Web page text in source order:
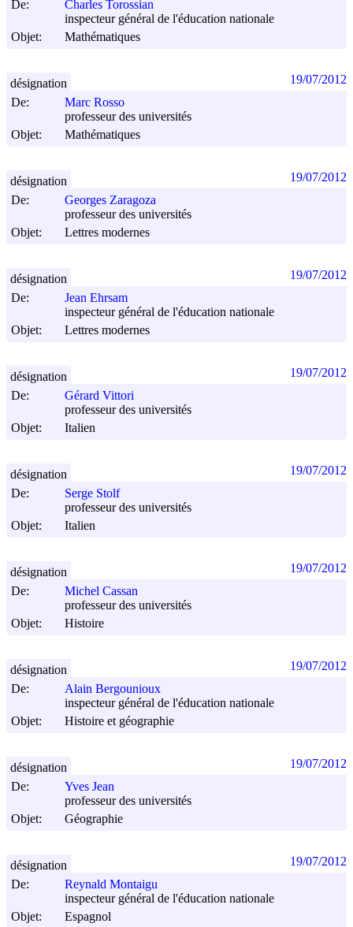
De:
Charles Torossian
inspecteur général de l'éducation nationale
Objet:
Mathématiques
De:
Marc Rosso
professeur des universités
Objet:
Mathématiques
désignation 19/07/2012
De:
Georges Zaragoza
professeur des universités
Objet:
Lettres modernes
désignation 19/07/2012
De:
Jean Ehrsam
inspecteur général de l'éducation nationale
Objet:
Lettres modernes
désignation 19/07/2012
De:
Gérard Vittori
professeur des universités
Objet:
Italien
désignation 19/07/2012
De:
Serge Stolf
professeur des universités
Objet:
Italien
désignation 19/07/2012
De:
Michel Cassan
professeur des universités
Objet:
Histoire
désignation 19/07/2012
De:
Alain Bergounioux
inspecteur général de l'éducation nationale
Objet:
Histoire et géographie
désignation 19/07/2012
De:
Yves Jean
professeur des universités
Objet:
Géographie
désignation 19/07/2012
De:
Reynald Montaigu
inspecteur général de l'éducation nationale
Objet:
Espagnol
désignation 19/07/2012